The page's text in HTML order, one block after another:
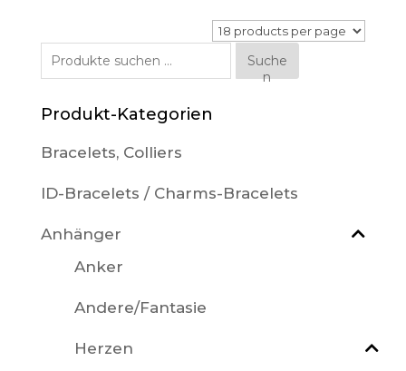
Suche
nach:
Suche
n
Produkt-Kategorien
Bracelets, Colliers
ID-Bracelets / Charms-Bracelets
Anhänger
Anker
Andere/Fantasie
Herzen